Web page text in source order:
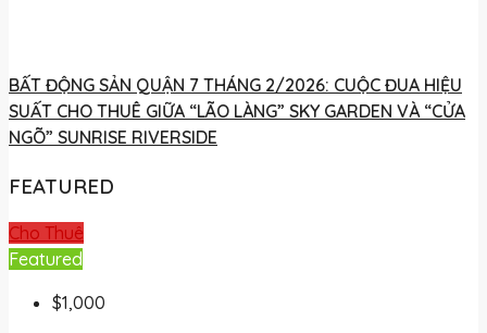
BẤT ĐỘNG SẢN QUẬN 7 THÁNG 2/2026: CUỘC ĐUA HIỆU
SUẤT CHO THUÊ GIỮA “LÃO LÀNG” SKY GARDEN VÀ “CỬA
NGÕ” SUNRISE RIVERSIDE
FEATURED
Cho Thuê
Featured
$1,000